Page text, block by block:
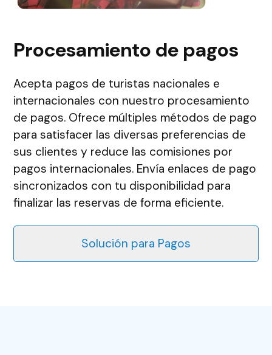
Procesamiento de pagos
Acepta pagos de turistas nacionales e
internacionales con nuestro procesamiento
de pagos. Ofrece múltiples métodos de pago
para satisfacer las diversas preferencias de
sus clientes y reduce las comisiones por
pagos internacionales. Envía enlaces de pago
sincronizados con tu disponibilidad para
finalizar las reservas de forma eficiente.
Solución para Pagos